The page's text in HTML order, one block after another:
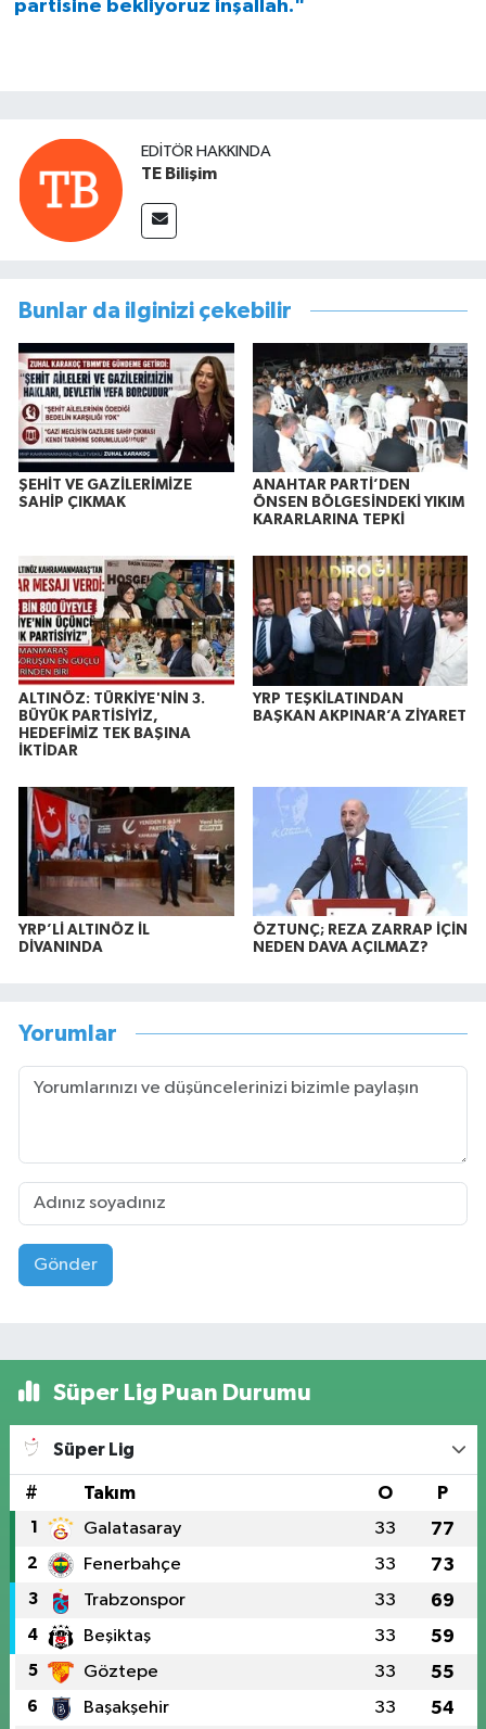
partisine bekliyoruz inşallah."
EDITÖR HAKKINDA
TE Bilişim
Bunlar da ilginizi çekebilir
ŞEHİT VE GAZİLERİMİZE
SAHİP ÇIKMAK
ANAHTAR PARTİ’DEN
ÖNSEN BÖLGESİNDEKİ YIKIM
KARARLARINA TEPKİ
ALTINÖZ: TÜRKİYE'NİN 3.
BÜYÜK PARTİSİYİZ,
HEDEFİMİZ TEK BAŞINA
İKTİDAR
YRP TEŞKİLATINDAN
BAŞKAN AKPINAR’A ZİYARET
YRP’Lİ ALTINÖZ İL
DİVANINDA
ÖZTUNÇ; REZA ZARRAP İÇİN
NEDEN DAVA AÇILMAZ?
Yorumlar
Gönder
Süper Lig Puan Durumu
Süper Lig
# Takım O P
1 Galatasaray 33 77
2 Fenerbahçe 33 73
3 Trabzonspor 33 69
4 Beşiktaş 33 59
5 Göztepe 33 55
6 Başakşehir 33 54